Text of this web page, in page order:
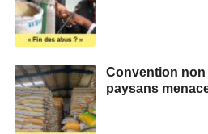
Convention
paysans